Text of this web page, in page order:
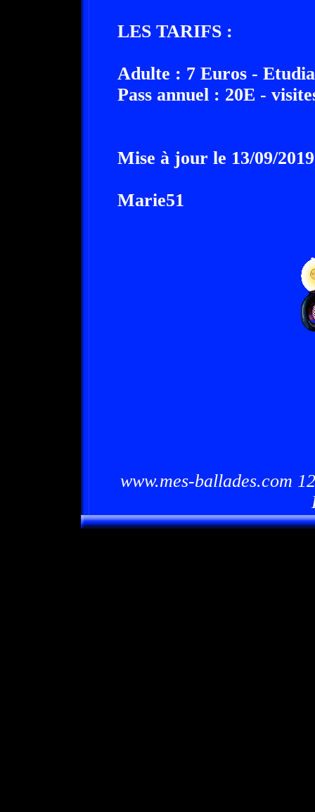
LES TARIFS :
Adulte : 7 Euros -
Pass annuel : 20E -
Mise à jour le 13/09/2019
Marie51
www.mes-ballades.com